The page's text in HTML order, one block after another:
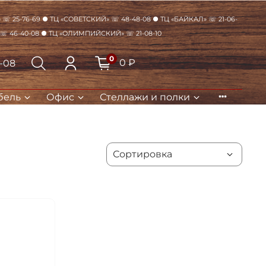
25-76-69 ● ТЦ «Советский» ☏ 48-48-08 ● ТЦ «Байкал» ☏ 21-06-
46-40-08 ● ТЦ «Олимпийский» ☏ 21-08-10
08 0 0 ₽
Офис
Стеллажи и полки